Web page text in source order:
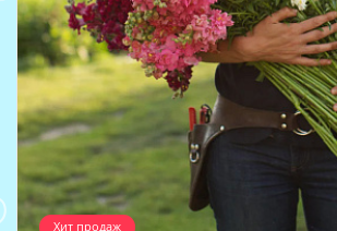
Хит продаж